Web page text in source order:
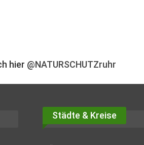
hier @NATURSCHUTZruhr
Städte & Kreise